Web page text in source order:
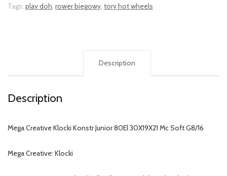
Tags: play doh, rower biegowy, tory hot wheels
Description
Description
Mega Creative Klocki Konstr Junior 80El 30X19X21 Mc Soft G8/16
Mega Creative: Klocki